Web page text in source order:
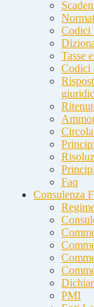
Codici
Tasse
Codici
Faq
Consulenza
PMI